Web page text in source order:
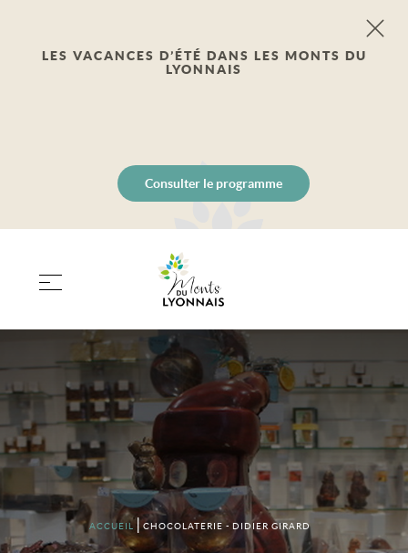
LES VACANCES D’ÉTÉ DANS LES MONTS DU
LYONNAIS
Consulter le programme
ACCUEIL CHOCOLATERIE - DIDIER GIRARD